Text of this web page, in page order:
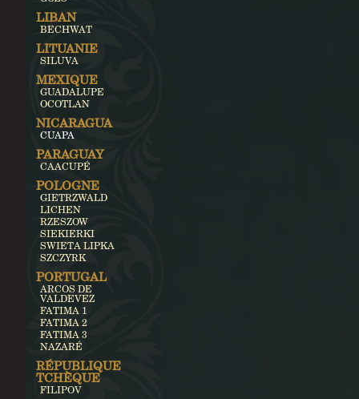
LIBAN
BECHWAT
LITUANIE
SILUVA
MEXIQUE
GUADALUPE
OCOTLAN
NICARAGUA
CUAPA
PARAGUAY
CAACUPÉ
POLOGNE
GIETRZWALD
LICHEN
RZESZOW
SIEKIERKI
SWIETA LIPKA
SZCZYRK
PORTUGAL
ARCOS DE
VALDEVEZ
FATIMA 1
FATIMA 2
FATIMA 3
NAZARÉ
RÉPUBLIQUE
TCHÈQUE
FILIPOV